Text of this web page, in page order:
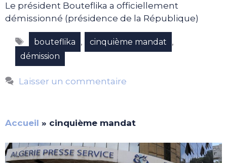
Le président Bouteflika a officiellement
démissionné (présidence de la République)
Étiquettes
bouteflika , cinquième mandat ,
démission
Laisser un commentaire
Accueil » cinquième mandat